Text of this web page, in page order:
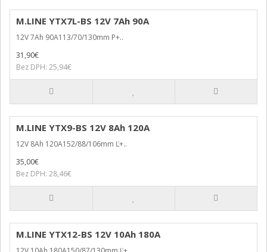
M.LINE YTX7L-BS 12V 7Ah 90A
12V 7Ah 90A113/70/130mm P+..
31,90€
Bez DPH: 25,94€
M.LINE YTX9-BS 12V 8Ah 120A
12V 8Ah 120A152/88/106mm Ľ+..
35,00€
Bez DPH: 28,46€
M.LINE YTX12-BS 12V 10Ah 180A